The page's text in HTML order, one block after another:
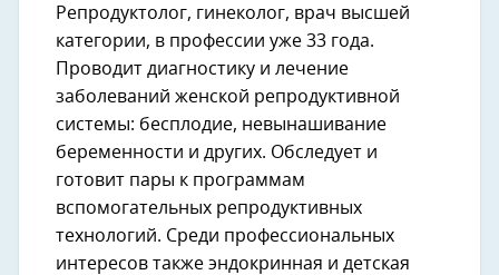
Репродуктолог, гинеколог, врач высшей
категории, в профессии уже 33 года.
Проводит диагностику и лечение
заболеваний женской репродуктивной
системы: бесплодие, невынашивание
беременности и других. Обследует и
готовит пары к программам
вспомогательных репродуктивных
технологий. Среди профессиональных
интересов также эндокринная и детская